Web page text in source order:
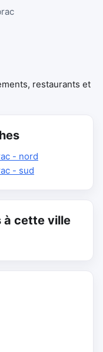
restaurants et
- nord
- sud
à cette ville